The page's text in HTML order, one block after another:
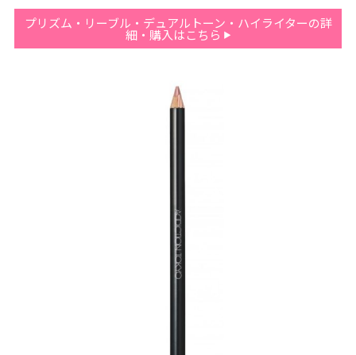
プリズム・リーブル・デュアルトーン・ハイライターの詳
細・購入はこちら